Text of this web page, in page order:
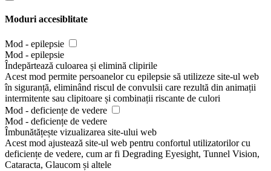
Moduri accesiblitate
Mod - epilepsie
Mod - epilepsie
Îndepărtează culoarea și elimină clipirile
Acest mod permite persoanelor cu epilepsie să utilizeze site-ul web
în siguranță, eliminând riscul de convulsii care rezultă din animații
intermitente sau clipitoare și combinații riscante de culori
Mod - deficiențe de vedere
Mod - deficiențe de vedere
Îmbunătățește vizualizarea site-ului web
Acest mod ajustează site-ul web pentru confortul utilizatorilor cu
deficiențe de vedere, cum ar fi Degrading Eyesight, Tunnel Vision,
Cataracta, Glaucom și altele